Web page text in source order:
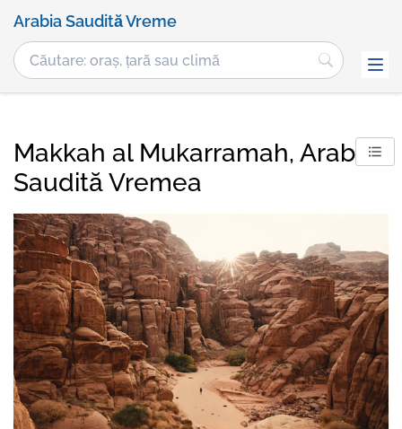
Arabia Saudită Vreme
Makkah al Mukarramah, Arabia
Saudită Vremea